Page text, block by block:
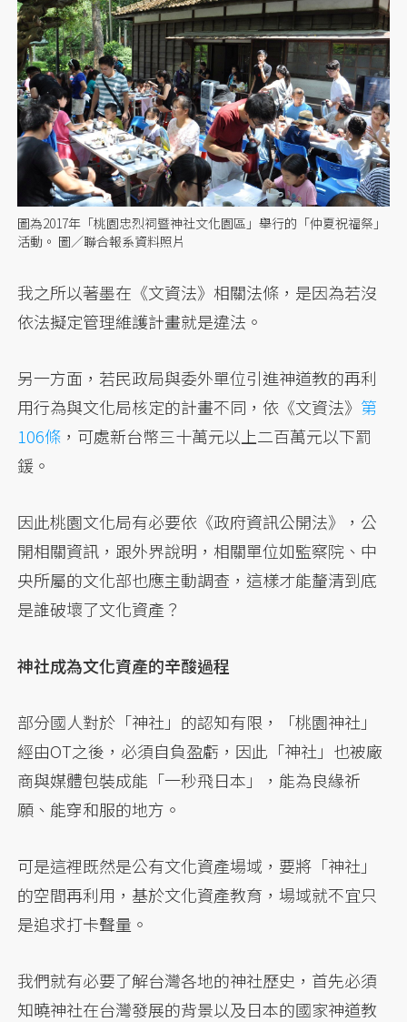
圖為2017年「桃園忠烈祠暨神社文化園區」舉行的「仲夏祝福祭」
活動。 圖／聯合報系資料照片
我之所以著墨在《文資法》相關法條，是因為若沒
依法擬定管理維護計畫就是違法。
另一方面，若民政局與委外單位引進神道教的再利
用行為與文化局核定的計畫不同，依《文資法》 第
106條 ，可處新台幣三十萬元以上二百萬元以下罰
鍰。
因此桃園文化局有必要依《政府資訊公開法》，公
開相關資訊，跟外界說明，相關單位如監察院、中
央所屬的文化部也應主動調查，這樣才能釐清到底
是誰破壞了文化資產？
神社成為文化資產的辛酸過程
部分國人對於「神社」的認知有限，「桃園神社」
經由OT之後，必須自負盈虧，因此「神社」也被廠
商與媒體包裝成能「一秒飛日本」，能為良緣祈
願、能穿和服的地方。
可是這裡既然是公有文化資產場域，要將「神社」
的空間再利用，基於文化資產教育，場域就不宜只
是追求打卡聲量。
我們就有必要了解台灣各地的神社歷史，首先必須
知曉神社在台灣發展的背景以及日本的國家神道教